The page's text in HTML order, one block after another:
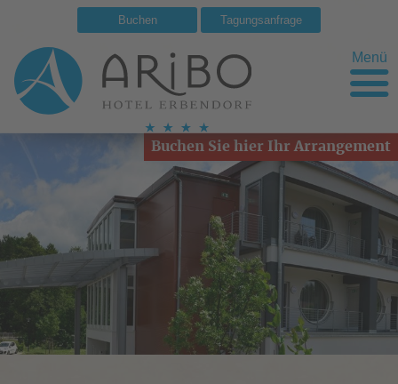
Buchen Tagungsanfrage
Menü
Buchen Sie hier Ihr Arrangement